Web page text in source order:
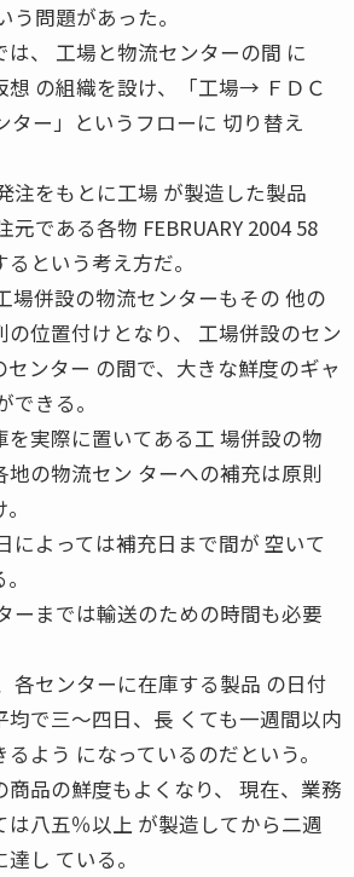
問題があった。
、 工場と物流センターの間 に
想 の組織を設け、「工場→ ＦＤＣ
ー」というフローに 切り替え
注をもとに工場 が製造した製品
元である各物 FEBRUARY 2004 58
という考え方だ。
場併設の物流センターもその 他の
位置付けとなり、 工場併設のセン
ンター の間で、大きな鮮度のギャ
できる。
を実際に置いてある工 場併設の物
地の物流セン ターへの補充は原則
によっては補充日まで間が 空いて
ーまでは輸送のための時間も必要
各センターに在庫する製品 の日付
均で三〜四日、長 くても一週間以内
よう になっているのだという。
商品の鮮度もよくなり、 現在、業務
は八五％以上 が製造してから二週
し ている。